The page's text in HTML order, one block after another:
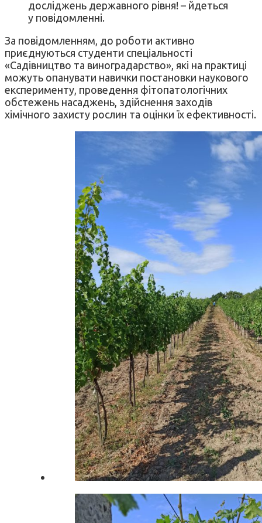
досліджень державного рівня! – йдеться
у повідомленні.
За повідомленням, до роботи активно
приєднуються студенти спеціальності
«Садівництво та виноградарство», які на практиці
можуть опанувати навички постановки наукового
експерименту, проведення фітопатологічних
обстежень насаджень, здійснення заходів
хімічного захисту рослин та оцінки їх ефективності.